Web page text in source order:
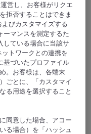
営し、お客様がリクエ
拒否することはできま
びカスタマイズする
ーマンスを測定するた
している場合に当該サ
トワークとの連携を
基づいたプロファイル
。お客様は、各端末
ごとに、「カスタマイ
る用途を選択すること
同意した場合、アコー
る場合）を「ハッシュ